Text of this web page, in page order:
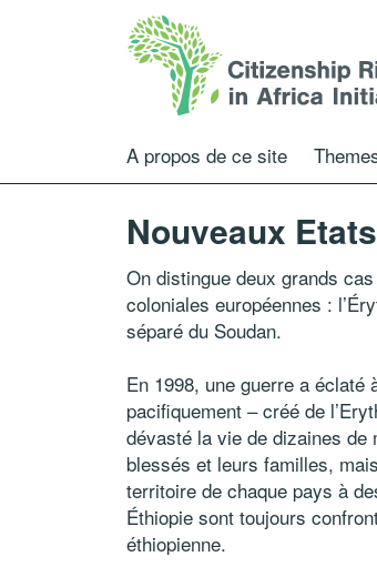
A propos de ce site
Nouveaux Etats
On distingue deux grands
coloniales européennes :
séparé du Soudan.
En 1998, une guerre a éclaté
pacifiquement – créé de
dévasté la vie de dizaines
blessés et leurs familles,
territoire de chaque pays à
Éthiopie sont toujours
éthiopienne.